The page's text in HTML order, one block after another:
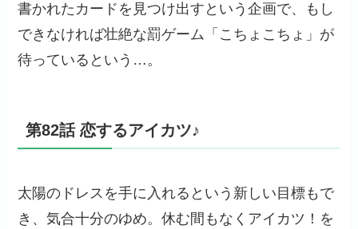
書かれたカードを見つけ出すという企画で、もし
できなければ壮絶な罰ゲーム「こちょこちょ」が
待っているという…。
第82話 恋するアイカツ♪
太陽のドレスを手に入れるという新しい目標もで
き、気合十分のゆめ。休む間もなくアイカツ！を